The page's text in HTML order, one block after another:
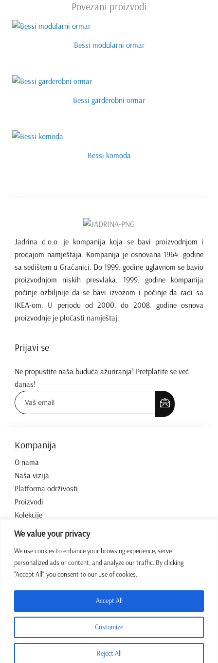
We value your privacy
We use cookies to enhance your browsing experience, serve
personalized ads or content, and analyze our traffic. By clicking
"Accept All", you consent to our use of cookies.
Customize
Reject All
Accept All
Povezani proizvodi
Bessi modularni ormar
Bessi garderobni ormar
Bessi komoda
Jadrina d.o.o. je kompanija koja se bavi proizvodnjom i
prodajom namještaja. Kompanija je osnovana 1964. godine
sa sedištem u Gračanici. Do 1999. godine uglavnom se bavio
proizvodnjom niskih presvlaka. 1999. godine kompanija
počinje ozbiljnije da se bavi izvozom i počinje da radi sa
IKEA-om. U periodu od 2000. do 2008. godine osnova
proizvodnje je pločasti namještaj.
Prijavi se
Ne propustite naša buduća ažuriranja! Pretplatite se već
danas!
Kompanija
O nama
Naša vizija
Platforma održivosti
Proizvodi
Kolekcije
Kontakt
Radno vrijeme
sales@jadrina.ba